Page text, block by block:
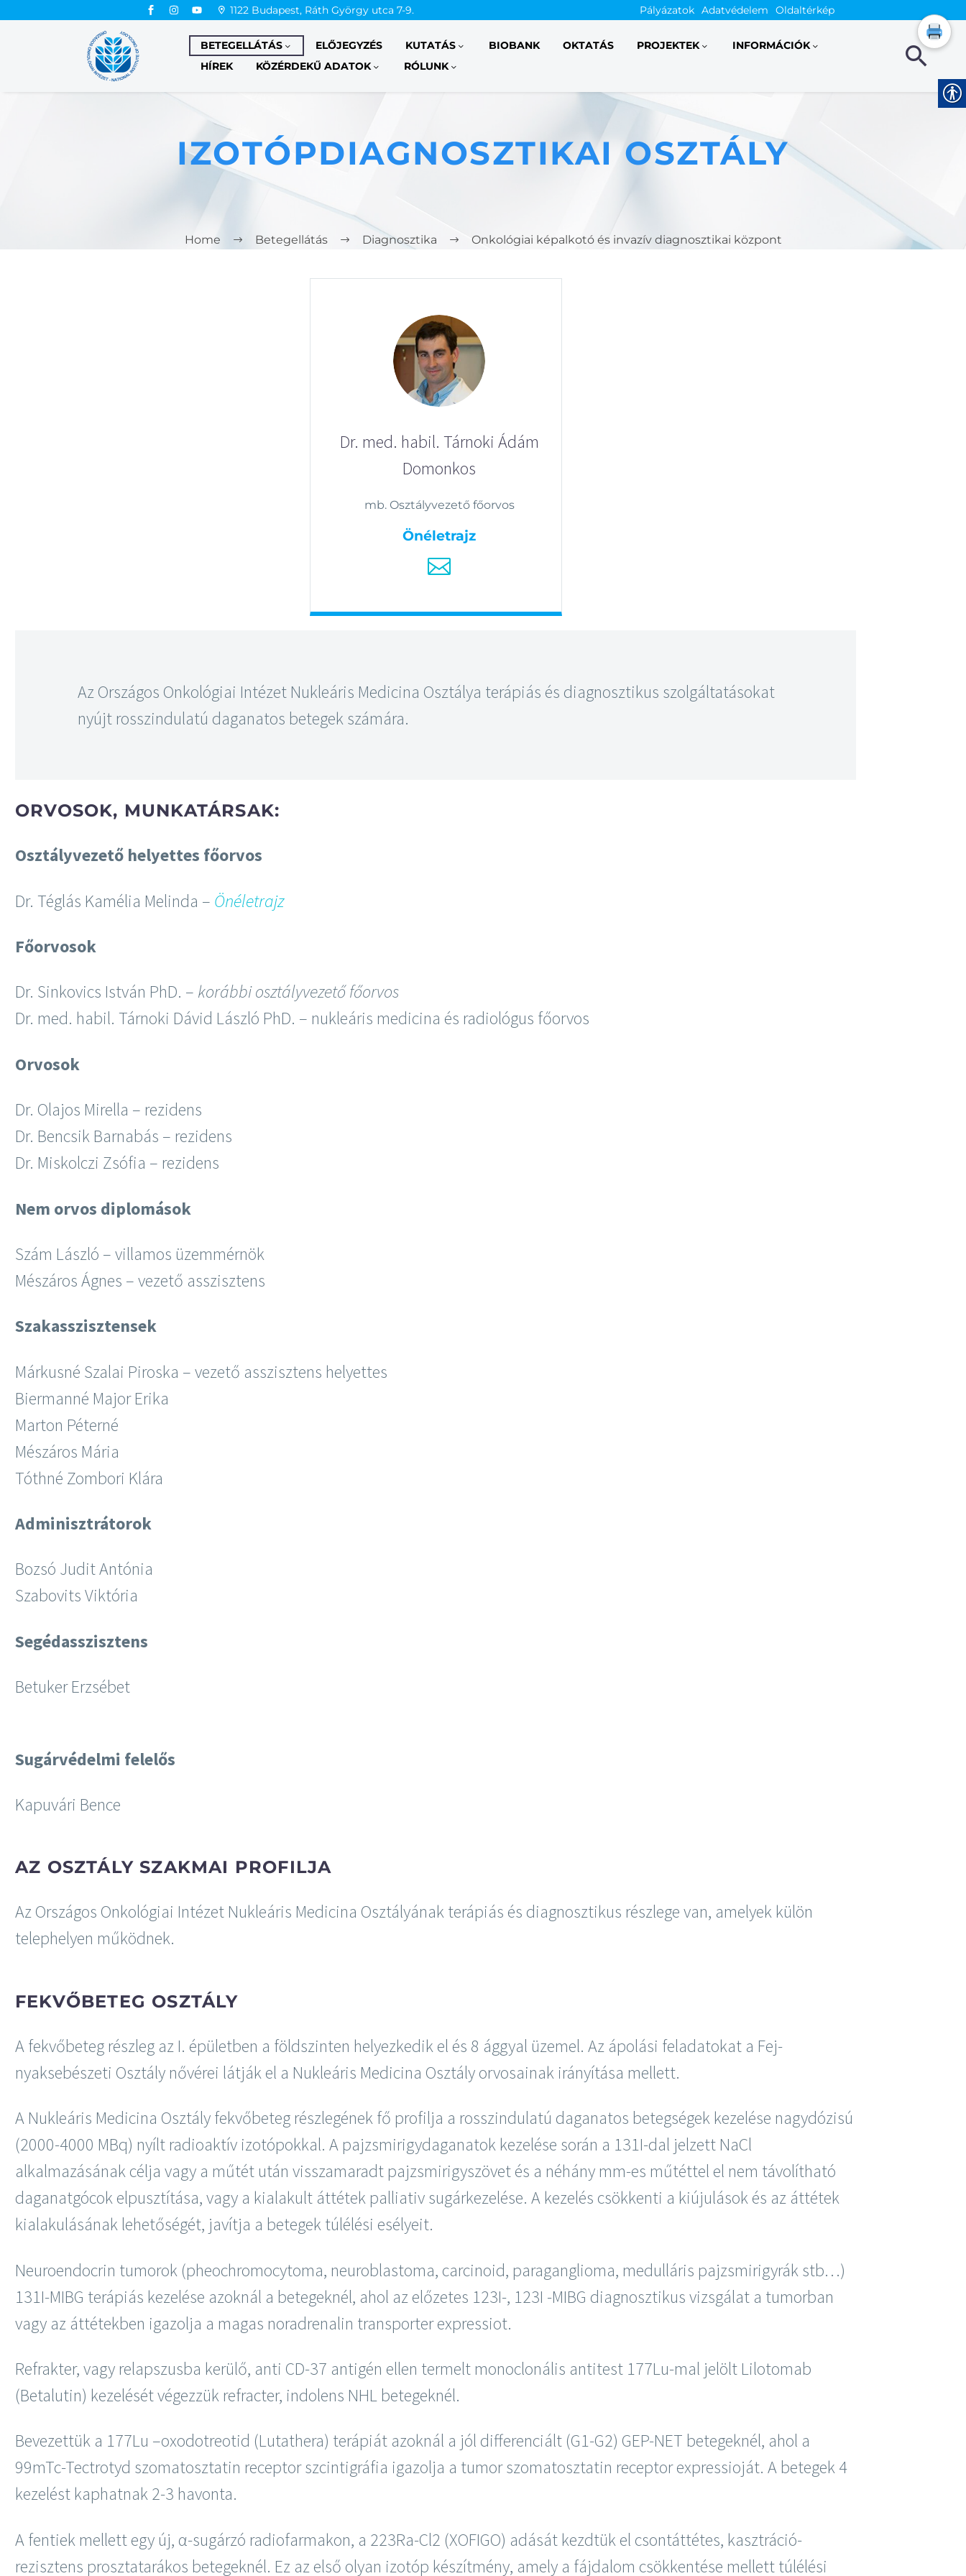
1122 Budapest, Ráth György utca 7-9. Pályázatok Adatvédelem Oldaltérkép
BETEGELLÁTÁS ELŐJEGYZÉS KUTATÁS BIOBANK OKTATÁS PROJEKTEK
INFORMÁCIÓK
HÍREK
KÖZÉRDEKŰ ADATOK RÓLUNK
IZOTÓPDIAGNOSZTIKAI OSZTÁLY
Home Betegellátás Diagnosztika Onkológiai képalkotó és invazív diagnosztikai központ
Dr. med. habil. Tárnoki Ádám
Domonkos
mb. Osztályvezető főorvos
Önéletrajz
Az Országos Onkológiai Intézet Nukleáris Medicina Osztálya terápiás és diagnosztikus szolgáltatásokat
nyújt rosszindulatú daganatos betegek számára.
ORVOSOK, MUNKATÁRSAK:
Osztályvezető helyettes főorvos
Dr. Téglás Kamélia Melinda – Önéletrajz
Főorvosok
Dr. Sinkovics István PhD. – korábbi osztályvezető főorvos
Dr. med. habil. Tárnoki Dávid László PhD. – nukleáris medicina és radiológus főorvos
Orvosok
Dr. Olajos Mirella – rezidens
Dr. Bencsik Barnabás – rezidens
Dr. Miskolczi Zsófia – rezidens
Nem orvos diplomások
Szám László – villamos üzemmérnök
Mészáros Ágnes – vezető asszisztens
Szakasszisztensek
Márkusné Szalai Piroska – vezető asszisztens helyettes
Biermanné Major Erika
Marton Péterné
Mészáros Mária
Tóthné Zombori Klára
Adminisztrátorok
Bozsó Judit Antónia
Szabovits Viktória
Segédasszisztens
Betuker Erzsébet
Sugárvédelmi felelős
Kapuvári Bence
AZ OSZTÁLY SZAKMAI PROFILJA
Az Országos Onkológiai Intézet Nukleáris Medicina Osztályának terápiás és diagnosztikus részlege van, amelyek külön
telephelyen működnek.
FEKVŐBETEG OSZTÁLY
A fekvőbeteg részleg az I. épületben a földszinten helyezkedik el és 8 ággyal üzemel. Az ápolási feladatokat a Fej-
nyaksebészeti Osztály nővérei látják el a Nukleáris Medicina Osztály orvosainak irányítása mellett.
A Nukleáris Medicina Osztály fekvőbeteg részlegének fő profilja a rosszindulatú daganatos betegségek kezelése nagydózisú
(2000-4000 MBq) nyílt radioaktív izotópokkal. A pajzsmirigydaganatok kezelése során a 131I-dal jelzett NaCl
alkalmazásának célja vagy a műtét után visszamaradt pajzsmirigyszövet és a néhány mm-es műtéttel el nem távolítható
daganatgócok elpusztítása, vagy a kialakult áttétek palliativ sugárkezelése. A kezelés csökkenti a kiújulások és az áttétek
kialakulásának lehetőségét, javítja a betegek túlélési esélyeit.
Neuroendocrin tumorok (pheochromocytoma, neuroblastoma, carcinoid, paraganglioma, medulláris pajzsmirigyrák stb…)
131I-MIBG terápiás kezelése azoknál a betegeknél, ahol az előzetes 123I-, 123I -MIBG diagnosztikus vizsgálat a tumorban
vagy az áttétekben igazolja a magas noradrenalin transporter expressiot.
Refrakter, vagy relapszusba kerülő, anti CD-37 antigén ellen termelt monoclonális antitest 177Lu-mal jelölt Lilotomab
(Betalutin) kezelését végezzük refracter, indolens NHL betegeknél.
Bevezettük a 177Lu –oxodotreotid (Lutathera) terápiát azoknál a jól differenciált (G1-G2) GEP-NET betegeknél, ahol a
99mTc-Tectrotyd szomatosztatin receptor szcintigráfia igazolja a tumor szomatosztatin receptor expressioját. A betegek 4
kezelést kaphatnak 2-3 havonta.
A fentiek mellett egy új, α-sugárzó radiofarmakon, a 223Ra-Cl2 (XOFIGO) adását kezdtük el csontáttétes, kasztráció-
rezisztens prosztatarákos betegeknél. Ez az első olyan izotóp készítmény, amely a fájdalom csökkentése mellett túlélési